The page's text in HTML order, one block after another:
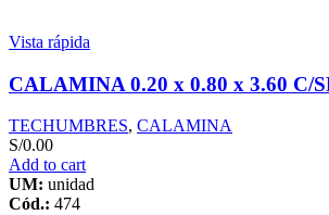
Vista rápida
CALAMINA 0.20 x 0.80 x 3.60 C/
TECHUMBRES, CALAMINA
S/0.00
Add to cart
UM: unidad
Cód.: 474